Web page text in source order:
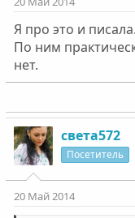
Я про это и
По ним
нет.
света572
Посетитель
20 Май 2014